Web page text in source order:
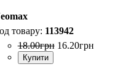
113942
18.00грн 16.20грн
Купити